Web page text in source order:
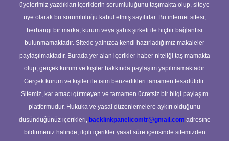
üyelerimiz yazdıkları içeriklerin sorumluluğunu taşımakta olup, siteye
üye olarak bu sorumluluğu kabul etmiş sayılırlar. Bu internet sitesi,
herhangi bir marka, kurum veya şahıs şirketi ile hiçbir bağlantısı
bulunmamaktadır. Sitede yalnızca kendi hazırladığımız makaleler
paylaşılmaktadır. Burada yer alan içerikler haber niteliği taşımamakta
olup, gerçek kurum ve kişiler hakkında paylaşım yapılmamaktadır.
Gerçek kurum ve kişiler ile isim benzerlikleri tamamen tesadüfidir.
Sitemiz, kar amacı gütmeyen ve tamamen ücretsiz bir bilgi paylaşım
platformudur. Hukuka ve yasal düzenlemelere aykırı olduğunu
düşündüğünüz içerikleri, backlinkpanelicomtr@gmail.com adresine
bildirmeniz halinde, ilgili içerikler yasal süre içerisinde sitemizden